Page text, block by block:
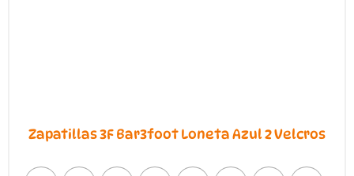
Zapatillas 3F Bar3foot Loneta Azul 2 Velcros